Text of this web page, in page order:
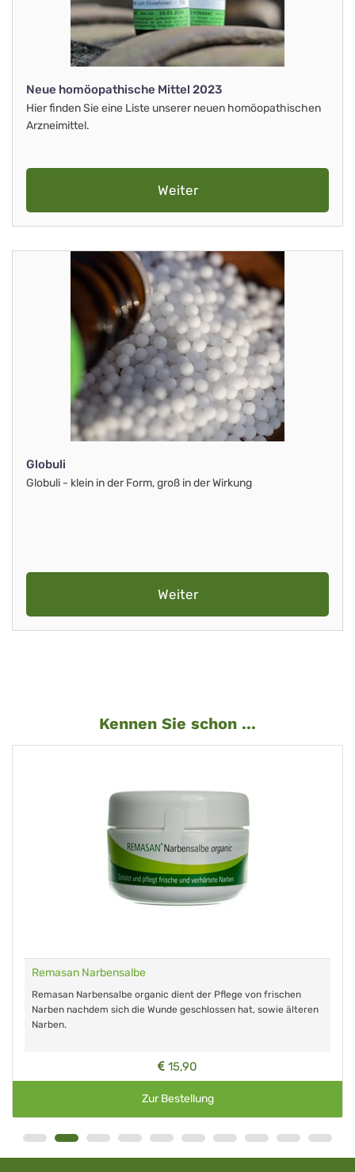
Neue homöopathische Mittel 2023
Hier finden Sie eine Liste unserer neuen homöopathischen
Arzneimittel.
Weiter
Globuli
Globuli - klein in der Form, groß in der Wirkung
Weiter
Kennen Sie schon ...
Remasan Narbensalbe
Remasan Narbensalbe organic dient der Pflege von frischen
Narben nachdem sich die Wunde geschlossen hat, sowie älteren
Narben.
15,90
Zur Bestellung